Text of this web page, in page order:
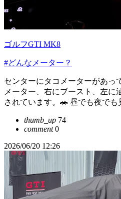
ゴルフGTI MK8
#どんなメーター？
センターにタコメーターがあっ
メーター、右にブースト、左に
されています。🚗 昼でも夜で
thumb_up 74
comment0
2026/06/20 12:26